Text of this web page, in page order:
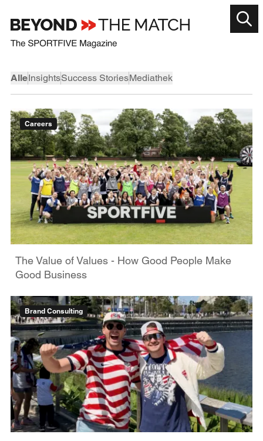
AlleInsightsSuccess StoriesMediathek
Careers
The Value of Values - How Good People Make
Good Business
Brand Consulting